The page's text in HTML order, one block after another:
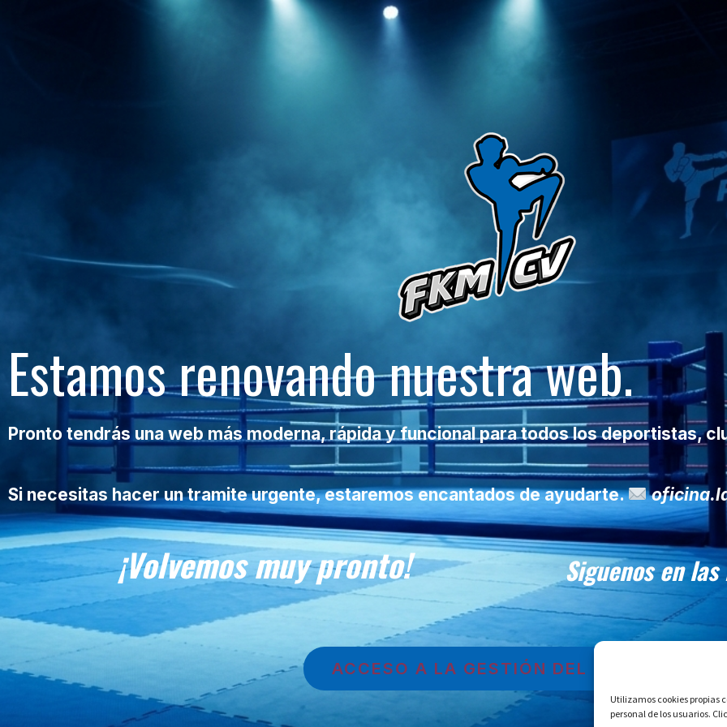
Utilizamos cookies propias
personal de los usuarios.
Estamos renovando nuestra web.
Pronto tendrás una web más moderna, rápida y funcional para todos los deportistas,
Si necesitas hacer un tramite urgente, estaremos encantados de ayudarte.
¡Volvemos muy pronto! Siguenos en
ACCESO A LA GESTIÓN DEL CLUB